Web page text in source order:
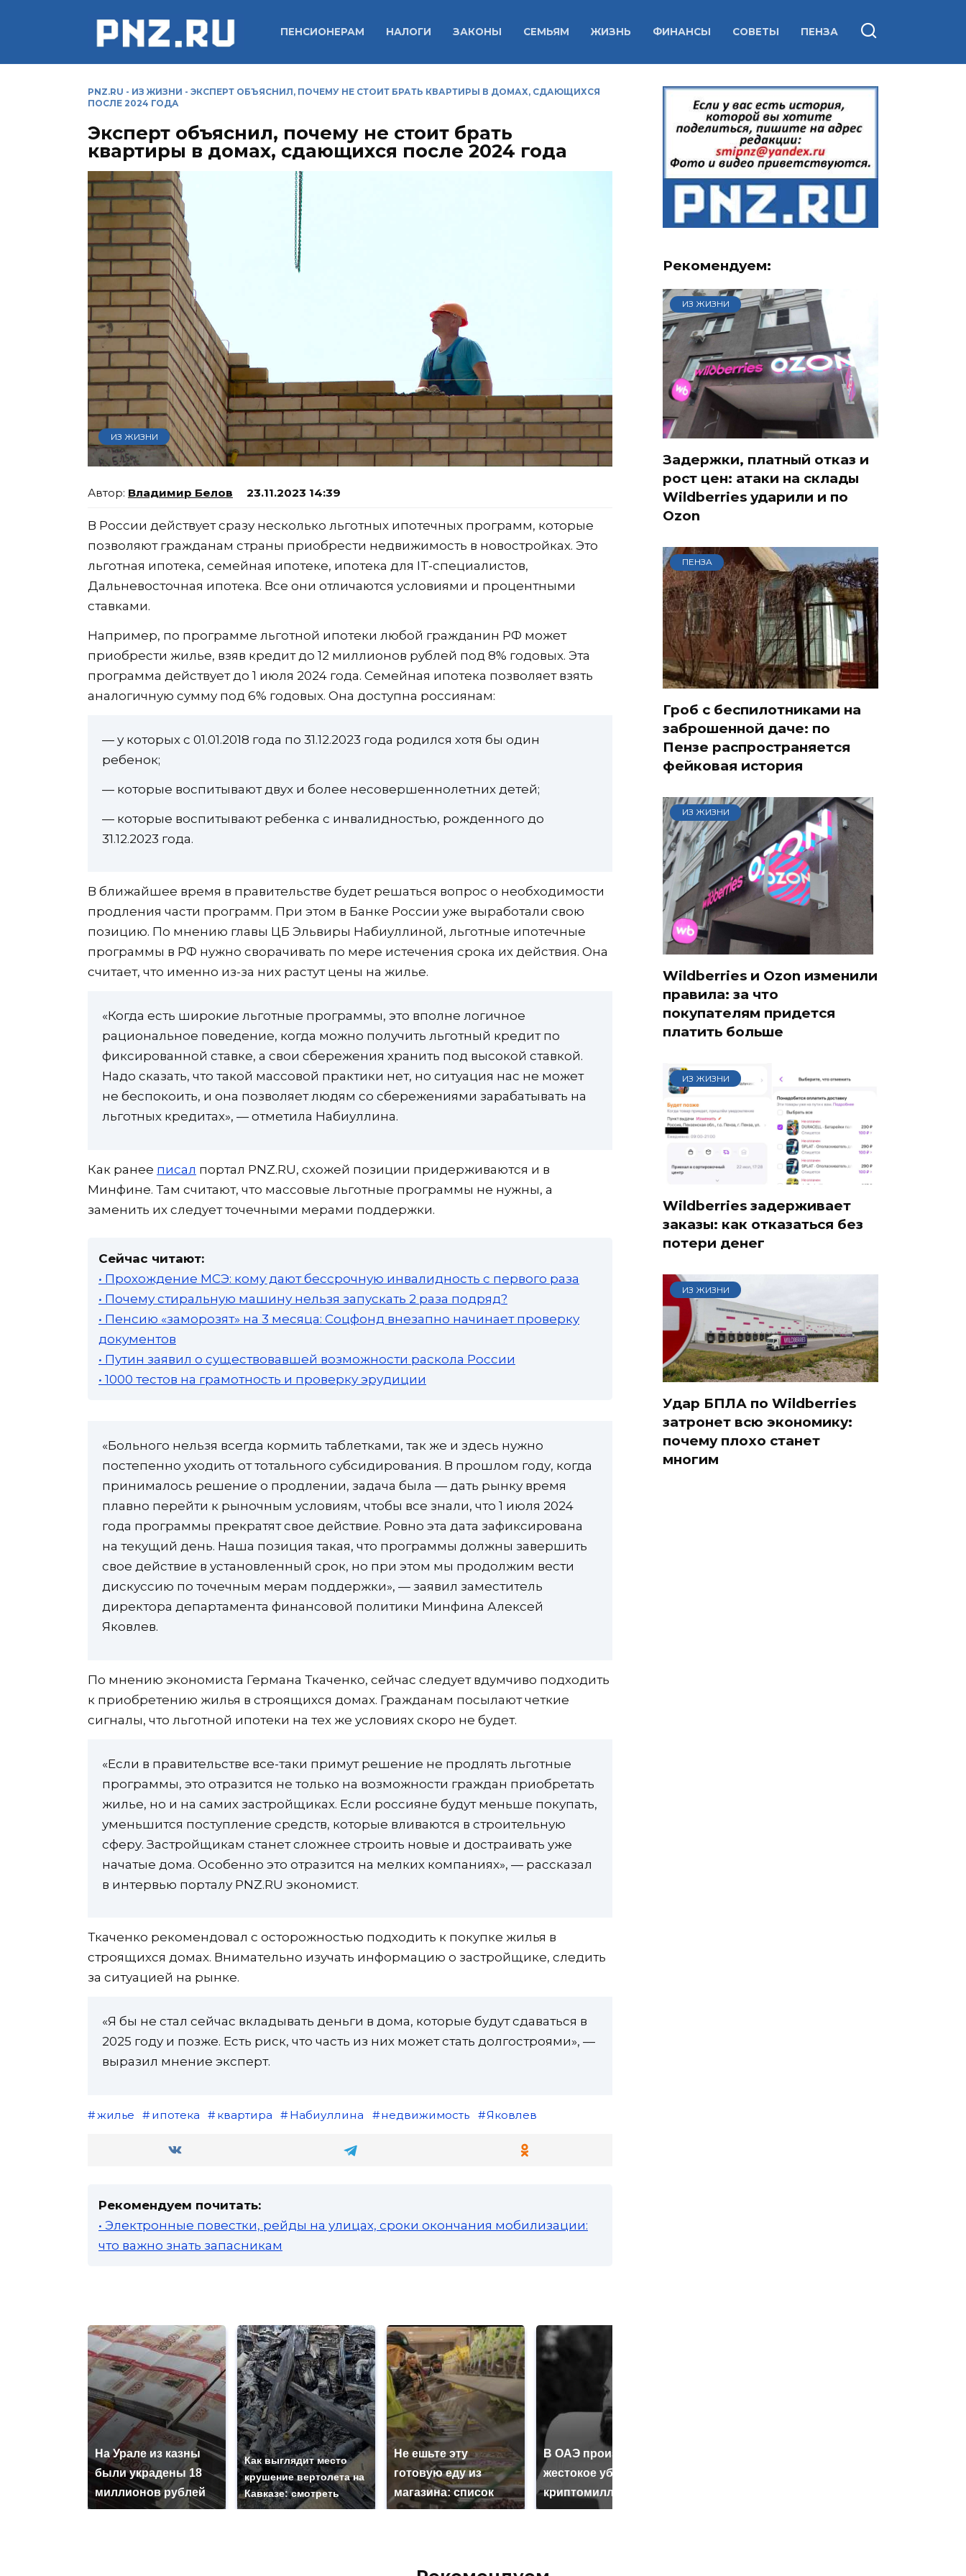
ПЕНСИОНЕРАМ НАЛОГИ ЗАКОНЫ СЕМЬЯМ ЖИЗНЬ ФИНАНСЫ СОВЕТЫ ПЕНЗА
PNZ.RU - ИЗ ЖИЗНИ - ЭКСПЕРТ ОБЪЯСНИЛ, ПОЧЕМУ НЕ СТОИТ БРАТЬ КВАРТИРЫ В ДОМАХ, СДАЮЩИХСЯ
ПОСЛЕ 2024 ГОДА
Эксперт объяснил, почему не стоит брать
квартиры в домах, сдающихся после 2024 года
ИЗ ЖИЗНИ
Владимир Белов 23.11.2023 14:39
В России действует сразу несколько льготных ипотечных программ, которые
позволяют гражданам страны приобрести недвижимость в новостройках. Это
льготная ипотека, семейная ипотеке, ипотека для IT-специалистов,
Дальневосточная ипотека. Все они отличаются условиями и процентными
ставками.
Например, по программе льготной ипотеки любой гражданин РФ может
приобрести жилье, взяв кредит до 12 миллионов рублей под 8% годовых. Эта
программа действует до 1 июля 2024 года. Семейная ипотека позволяет взять
аналогичную сумму под 6% годовых. Она доступна россиянам:
— у которых с 01.01.2018 года по 31.12.2023 года родился хотя бы один
ребенок;
— которые воспитывают двух и более несовершеннолетних детей;
— которые воспитывают ребенка с инвалидностью, рожденного до
31.12.2023 года.
В ближайшее время в правительстве будет решаться вопрос о необходимости
продления части программ. При этом в Банке России уже выработали свою
позицию. По мнению главы ЦБ Эльвиры Набиуллиной, льготные ипотечные
программы в РФ нужно сворачивать по мере истечения срока их действия. Она
считает, что именно из-за них растут цены на жилье.
«Когда есть широкие льготные программы, это вполне логичное
рациональное поведение, когда можно получить льготный кредит по
фиксированной ставке, а свои сбережения хранить под высокой ставкой.
Надо сказать, что такой массовой практики нет, но ситуация нас не может
не беспокоить, и она позволяет людям со сбережениями зарабатывать на
льготных кредитах», — отметила Набиуллина.
Как ранее писал портал PNZ.RU, схожей позиции придерживаются и в
Минфине. Там считают, что массовые льготные программы не нужны, а
заменить их следует точечными мерами поддержки.
Сейчас читают:
• Прохождение МСЭ: кому дают бессрочную инвалидность с первого раза
• Почему стиральную машину нельзя запускать 2 раза подряд?
• Пенсию «заморозят» на 3 месяца: Соцфонд внезапно начинает проверку
документов
• Путин заявил о существовавшей возможности раскола России
• 1000 тестов на грамотность и проверку эрудиции
«Больного нельзя всегда кормить таблетками, так же и здесь нужно
постепенно уходить от тотального субсидирования. В прошлом году, когда
принималось решение о продлении, задача была — дать рынку время
плавно перейти к рыночным условиям, чтобы все знали, что 1 июля 2024
года программы прекратят свое действие. Ровно эта дата зафиксирована
на текущий день. Наша позиция такая, что программы должны завершить
свое действие в установленный срок, но при этом мы продолжим вести
дискуссию по точечным мерам поддержки», — заявил заместитель
директора департамента финансовой политики Минфина Алексей
Яковлев.
По мнению экономиста Германа Ткаченко, сейчас следует вдумчиво подходить
к приобретению жилья в строящихся домах. Гражданам посылают четкие
сигналы, что льготной ипотеки на тех же условиях скоро не будет.
«Если в правительстве все-таки примут решение не продлять льготные
программы, это отразится не только на возможности граждан приобретать
жилье, но и на самих застройщиках. Если россияне будут меньше покупать,
уменьшится поступление средств, которые вливаются в строительную
сферу. Застройщикам станет сложнее строить новые и достраивать уже
начатые дома. Особенно это отразится на мелких компаниях», — рассказал
в интервью порталу PNZ.RU экономист.
Ткаченко рекомендовал с осторожностью подходить к покупке жилья в
строящихся домах. Внимательно изучать информацию о застройщике, следить
за ситуацией на рынке.
«Я бы не стал сейчас вкладывать деньги в дома, которые будут сдаваться в
2025 году и позже. Есть риск, что часть из них может стать долгостроями», —
выразил мнение эксперт.
жилье ипотека квартира Набиуллина недвижимость Яковлев
Рекомендуем почитать:
• Электронные повестки, рейды на улицах, сроки окончания мобилизации:
что важно знать запасникам
На Урале из казны
были украдены 18
миллионов рублей
Как выглядит место
крушение вертолета на
Кавказе: смотреть
Не ешьте эту
готовую еду из
магазина: список
В ОАЭ произошло
жестокое убийство
криптомиллионера
Рекомендуем:
ИЗ ЖИЗНИ
Задержки, платный отказ и
рост цен: атаки на склады
Wildberries ударили и по
Ozon
ПЕНЗА
Гроб с беспилотниками на
заброшенной даче: по
Пензе распространяется
фейковая история
ИЗ ЖИЗНИ
Wildberries и Ozon изменили
правила: за что
покупателям придется
платить больше
ИЗ ЖИЗНИ
Wildberries задерживает
заказы: как отказаться без
потери денег
ИЗ ЖИЗНИ
Удар БПЛА по Wildberries
затронет всю экономику:
почему плохо станет
многим